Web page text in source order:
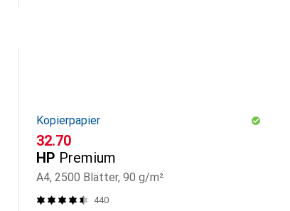
Kopierpapier
CHF
32.70
HP Premium
A4, 2500 Blätter, 90 g/m²
440